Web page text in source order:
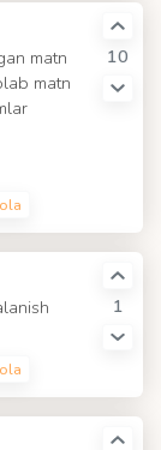
10
matn
matn
1